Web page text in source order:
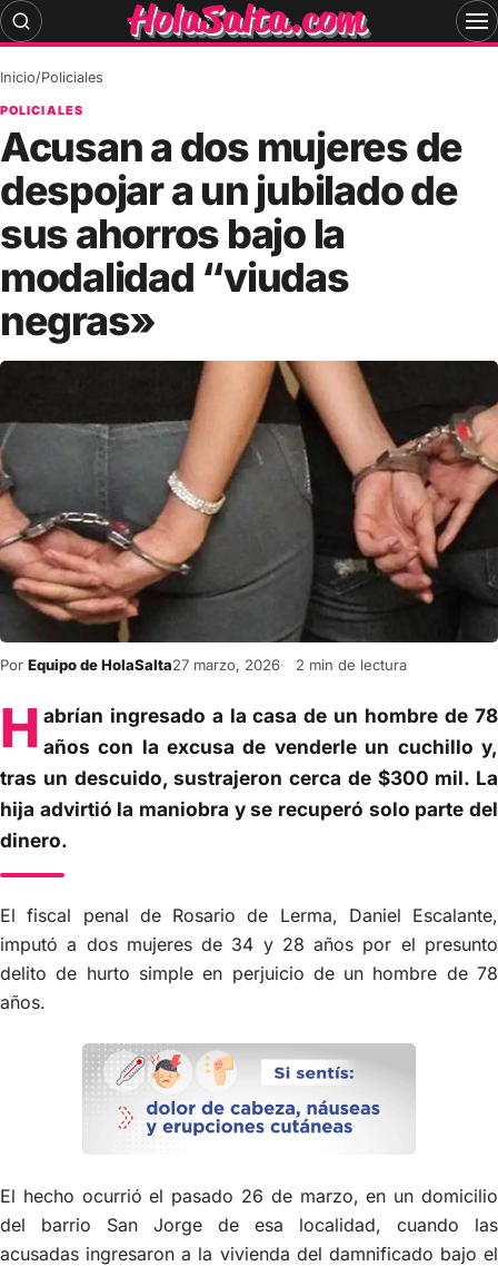
Skip
to
Inicio/Policiales
POLICIALES
Acusan a dos mujeres de
despojar a un jubilado de
sus ahorros bajo la
modalidad “viudas
negras»
Por Equipo de HolaSalta27 marzo, 2026 2 min de lectura
H abrían ingresado a la casa de un hombre de 78
años con la excusa de venderle un cuchillo y,
tras un descuido, sustrajeron cerca de $300 mil. La
hija advirtió la maniobra y se recuperó solo parte del
dinero.
El fiscal penal de Rosario de Lerma, Daniel Escalante,
imputó a dos mujeres de 34 y 28 años por el presunto
delito de hurto simple en perjuicio de un hombre de 78
años.
El hecho ocurrió el pasado 26 de marzo, en un domicilio
del barrio San Jorge de esa localidad, cuando las
acusadas ingresaron a la vivienda del damnificado bajo el